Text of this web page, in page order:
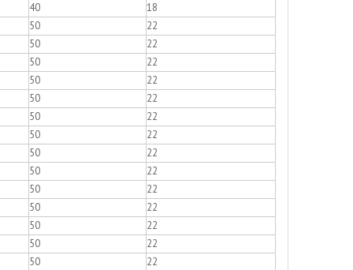
40
18
50
22
50
22
50
22
50
22
50
22
50
22
50
22
50
22
50
22
50
22
50
22
50
22
50
22
50
22